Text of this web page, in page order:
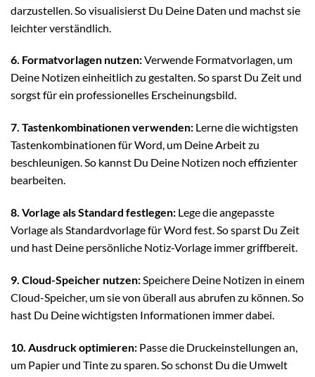
darzustellen. So visualisierst Du Deine Daten und machst sie
leichter verständlich.
6. Formatvorlagen nutzen:Verwende Formatvorlagen, um
Deine Notizen einheitlich zu gestalten. So sparst Du Zeit und
sorgst für ein professionelles Erscheinungsbild.
7. Tastenkombinationen verwenden: Lerne die wichtigsten
Tastenkombinationen für Word, um Deine Arbeit zu
beschleunigen. So kannst Du Deine Notizen noch effizienter
bearbeiten.
8. Vorlage als Standard festlegen: Lege die angepasste
Vorlage als Standardvorlage für Word fest. So sparst Du Zeit
und hast Deine persönliche Notiz-Vorlage immer griffbereit.
9. Cloud-Speicher nutzen: Speichere Deine Notizen in einem
Cloud-Speicher, um sie von überall aus abrufen zu können. So
hast Du Deine wichtigsten Informationen immer dabei.
10. Ausdruck optimieren: Passe die Druckeinstellungen an,
um Papier und Tinte zu sparen. So schonst Du die Umwelt